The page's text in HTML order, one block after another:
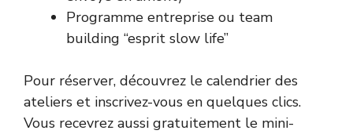
Programme entreprise ou team
building “esprit slow life”
Pour réserver, découvrez le calendrier des
ateliers et inscrivez-vous en quelques clics.
Vous recevrez aussi gratuitement le mini-